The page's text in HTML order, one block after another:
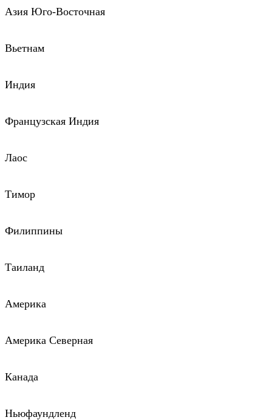
Азия Юго-Восточная
Вьетнам
Индия
Французская Индия
Лаос
Тимор
Филиппины
Таиланд
Америка
Америка Северная
Канада
Ньюфаундленд